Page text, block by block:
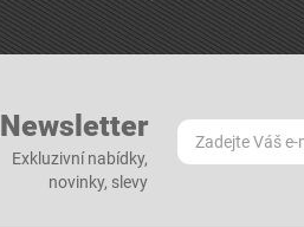
Newsletter
Exkluzivní nabídky,
novinky, slevy